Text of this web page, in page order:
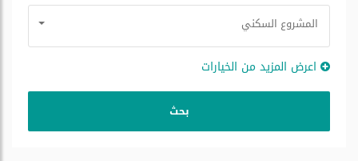
المشروع السكني
اعرض المزيد من الخيارات